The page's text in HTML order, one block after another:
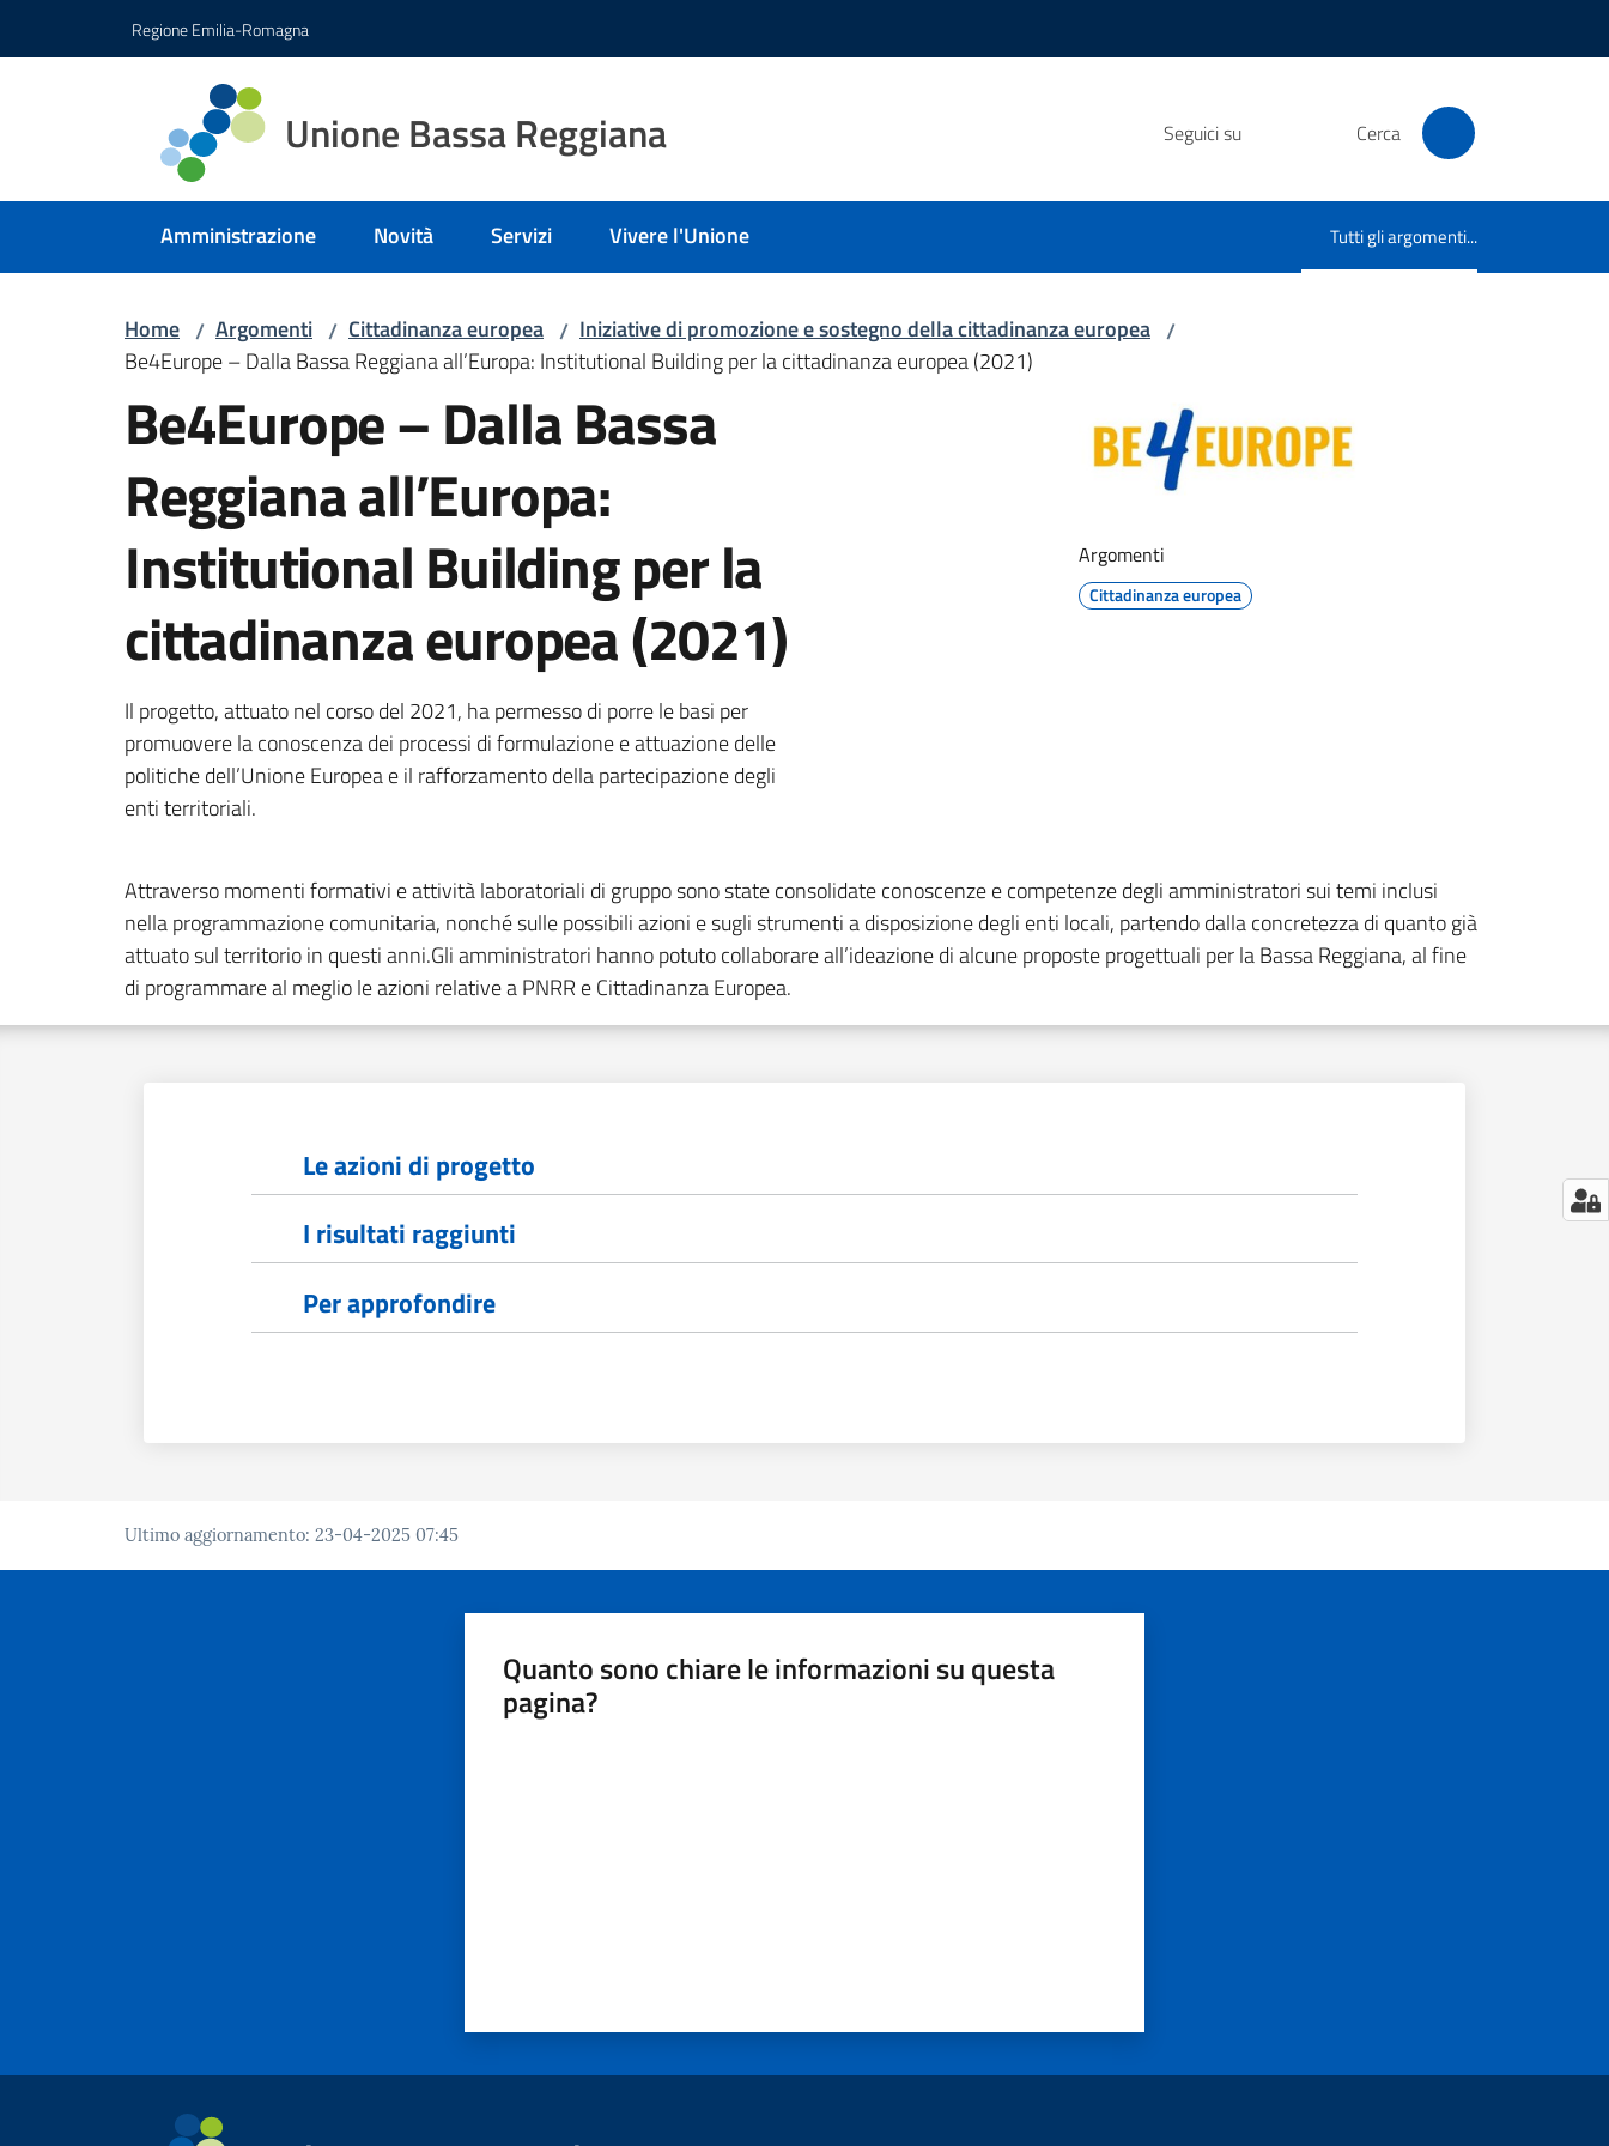
Regione Emilia-Romagna
Unione Bassa Reggiana Seguici su Cerca
Amministrazione Novità Servizi Vivere l'Unione Tutti gli argomenti...
Menu selezionato
Home / Argomenti / Cittadinanza europea / Iniziative di promozione e sostegno della cittadinanza europea /
Be4Europe – Dalla Bassa Reggiana all’Europa: Institutional Building per la cittadinanza europea (2021)
Be4Europe – Dalla Bassa
Reggiana all’Europa:
Institutional Building per la
cittadinanza europea (2021)
Il progetto, attuato nel corso del 2021, ha permesso di porre le basi per
promuovere la conoscenza dei processi di formulazione e attuazione delle
politiche dell’Unione Europea e il rafforzamento della partecipazione degli
enti territoriali.
Argomenti
Cittadinanza europea
Attraverso momenti formativi e attività laboratoriali di gruppo sono state consolidate conoscenze e competenze degli amministratori sui temi inclusi
nella programmazione comunitaria, nonché sulle possibili azioni e sugli strumenti a disposizione degli enti locali, partendo dalla concretezza di quanto già
attuato sul territorio in questi anni.Gli amministratori hanno potuto collaborare all’ideazione di alcune proposte progettuali per la Bassa Reggiana, al fine
di programmare al meglio le azioni relative a PNRR e Cittadinanza Europea.
Le azioni di progetto
I risultati raggiunti
Per approfondire
Ultimo aggiornamento: 23-04-2025 07:45
Quanto sono chiare le informazioni su questa
pagina?